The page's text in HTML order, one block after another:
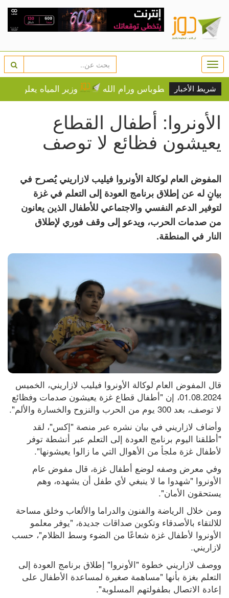
شريط الأخبار وزير المياه يعلن حزمة تدخلات عاجلة
الأونروا: أطفال القطاع
يعيشون فظائع لا توصف
المفوض العام لوكالة الأونروا فيليب لازاريني يُصرح في
بيانٍ له عن إطلاق برنامج العودة إلى التعلم في غزة
لتوفير الدعم النفسي والاجتماعي للأطفال الذين يعانون
من صدمات الحرب، ويدعو إلى وقف فوري لإطلاق
النار في المنطقة.
لا توصف، بعد 300 يوم من الحرب والنزوح والخسارة والألم".
لأطفال غزة ملجأ من الأهوال التي ما زالوا يعيشونها".
يستحقون الأمان".
لازاريني.
إعادة الاتصال بطفولتهم المسلوبة".